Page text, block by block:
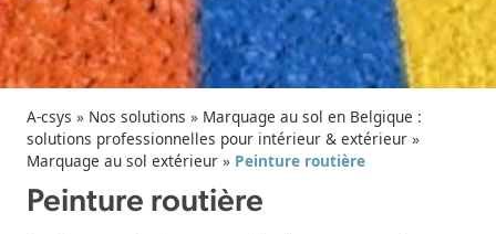
A-csys » Nos solutions » Marquage au sol en Belgique :
solutions professionnelles pour intérieur & extérieur »
Marquage au sol extérieur » Peinture routière
Peinture routière